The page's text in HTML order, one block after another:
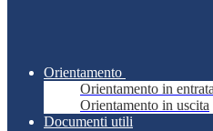
Orientamento
Orientamento in entrata
Orientamento in uscita
Documenti utili